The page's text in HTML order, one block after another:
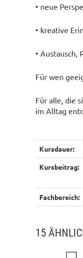
• neue
• kreative
• Austausch,
Für wen
Für alle, die
im Alltag
Kursdauer:
Kursbeitrag:
Fachbereich:
15